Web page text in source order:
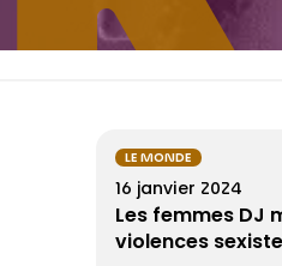
LE MONDE
16 janvier 2024
Les femmes DJ
violences